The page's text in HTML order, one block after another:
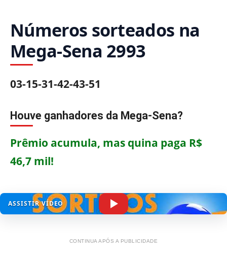
Números sorteados na
Mega-Sena 2993
03-15-31-42-43-51
Houve ganhadores da Mega-Sena?
Prêmio acumula, mas quina paga R$
46,7 mil!
ASSISTIR VÍDEO
CONTINUA APÓS A PUBLICIDADE